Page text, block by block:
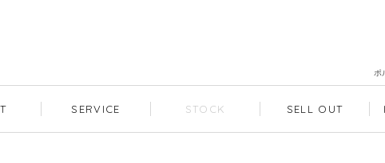
ポ
SERVICE STOCK SELL OUT